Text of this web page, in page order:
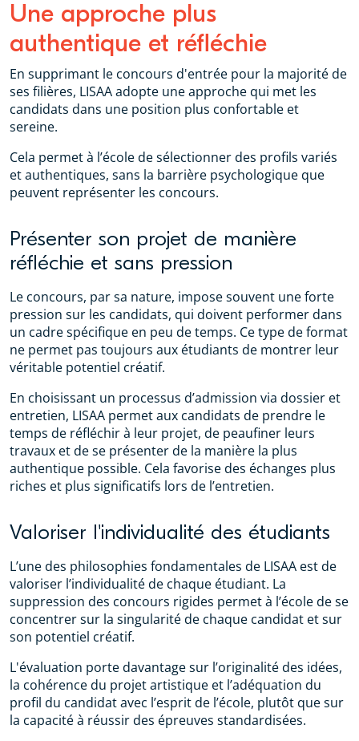
Une approche plus
authentique et réfléchie
En supprimant le concours d'entrée pour la majorité de
ses filières, LISAA adopte une approche qui met les
candidats dans une position plus confortable et
sereine.
Cela permet à l’école de sélectionner des profils variés
et authentiques, sans la barrière psychologique que
peuvent représenter les concours.
Présenter son projet de manière
réfléchie et sans pression
Le concours, par sa nature, impose souvent une forte
pression sur les candidats, qui doivent performer dans
un cadre spécifique en peu de temps. Ce type de format
ne permet pas toujours aux étudiants de montrer leur
véritable potentiel créatif.
En choisissant un processus d’admission via dossier et
entretien, LISAA permet aux candidats de prendre le
temps de réfléchir à leur projet, de peaufiner leurs
travaux et de se présenter de la manière la plus
authentique possible. Cela favorise des échanges plus
riches et plus significatifs lors de l’entretien.
Valoriser l'individualité des étudiants
L’une des philosophies fondamentales de LISAA est de
valoriser l’individualité de chaque étudiant. La
suppression des concours rigides permet à l’école de se
concentrer sur la singularité de chaque candidat et sur
son potentiel créatif.
L'évaluation porte davantage sur l’originalité des idées,
la cohérence du projet artistique et l’adéquation du
profil du candidat avec l’esprit de l’école, plutôt que sur
la capacité à réussir des épreuves standardisées.